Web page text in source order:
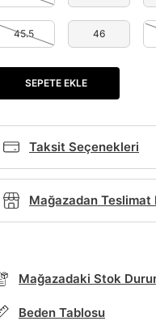
45.5 46
SEPETE EKLE
Taksit Seçenekleri
Mağazadan Teslimat
Mağazadaki Stok
Beden Tablosu